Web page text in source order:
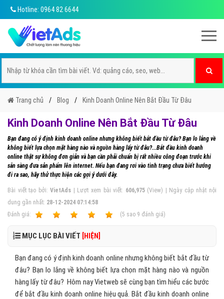
Hotline: 0964 82 6644
Trang chủ Blog Kinh Doanh Online Nên Bắt Đầu Từ Đâu
Kinh Doanh Online Nên Bắt Đầu Từ Đâu
Bạn đang có ý định kinh doanh online nhưng không biết bắt đầu từ đâu? Bạn lo lắng về
không biết lựa chọn mặt hàng nào và nguồn hàng lấy từ đâu?...Bắt đầu kinh doanh
online thật sự không đơn giản và bạn cần phải chuẩn bị rất nhiều công đoạn trước khi
sẵn sàng đưa sản phẩm lên internet. Nếu bạn đang rơi vào tình trạng chưa biết hướng
đi ra sao, hãy thử thực hiện các gợi ý dưới đây.
Bài viết tạo bởi:VietAds | Lượt xem bài viết: 606,975(View) | Ngày cập nhật nội
dung gần nhất: 28-12-2024 07:14:58
Ðánh giá:
(5 sao 9 đánh giá)
MỤC LỤC BÀI VIẾT [HIỆN]
Bạn đang có ý định kinh doanh online nhưng không biết bắt đầu từ
đâu? Bạn lo lắng về không biết lựa chọn mặt hàng nào và nguồn
hàng lấy từ đâu? Hôm nay Vietweb sẽ cùng bạn tìm hiểu các bước
để bắt đầu kinh doanh online hiệu quả. Bắt đầu kinh doanh online